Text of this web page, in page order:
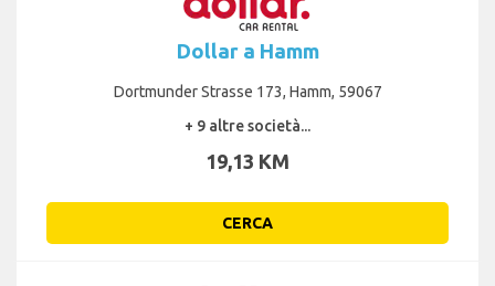
Dollar a Hamm
Dortmunder Strasse 173, Hamm, 59067
+ 9 altre società...
19,13 KM
CERCA